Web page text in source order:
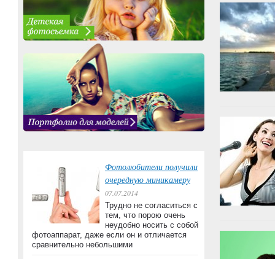
Фотолюбители получили
очередную миникамеру
07.07.2014
Трудно не согласиться с
тем, что порою очень
неудобно носить с собой
фотоаппарат, даже если он и отличается
сравнительно небольшими